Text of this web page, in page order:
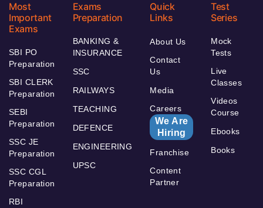
Most
Important
Exams
SBI PO
Preparation
SBI CLERK
Preparation
SEBI
Preparation
SSC JE
Preparation
SSC CGL
Preparation
RBI
Exams
Preparation
BANKING &
INSURANCE
SSC
RAILWAYS
TEACHING
DEFENCE
ENGINEERING
UPSC
Quick
Links
About Us
Contact
Us
Media
Careers
We Are
Hiring
Franchise
Content
Partner
Test
Series
Mock
Tests
Live
Classes
Videos
Course
Ebooks
Books